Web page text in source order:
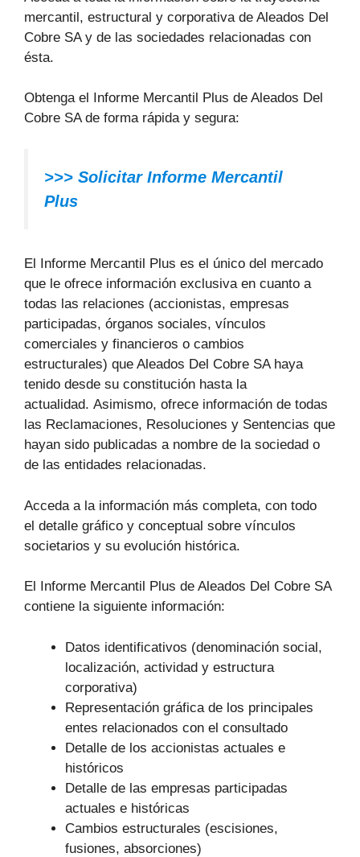
mercantil, estructural y corporativa de Aleados Del
Cobre SA y de las sociedades relacionadas con
ésta.
Obtenga el Informe Mercantil Plus de Aleados Del
Cobre SA de forma rápida y segura:
>>> Solicitar Informe Mercantil
Plus
El Informe Mercantil Plus es el único del mercado
que le ofrece información exclusiva en cuanto a
todas las relaciones (accionistas, empresas
participadas, órganos sociales, vínculos
comerciales y financieros o cambios
estructurales) que Aleados Del Cobre SA haya
tenido desde su constitución hasta la
actualidad. Asimismo, ofrece información de todas
las Reclamaciones, Resoluciones y Sentencias que
hayan sido publicadas a nombre de la sociedad o
de las entidades relacionadas.
Acceda a la información más completa, con todo
el detalle gráfico y conceptual sobre vínculos
societarios y su evolución histórica.
El Informe Mercantil Plus de Aleados Del Cobre SA
contiene la siguiente información:
Datos identificativos (denominación social,
localización, actividad y estructura
corporativa)
Representación gráfica de los principales
entes relacionados con el consultado
Detalle de los accionistas actuales e
históricos
Detalle de las empresas participadas
actuales e históricas
Cambios estructurales (escisiones,
fusiones, absorciones)